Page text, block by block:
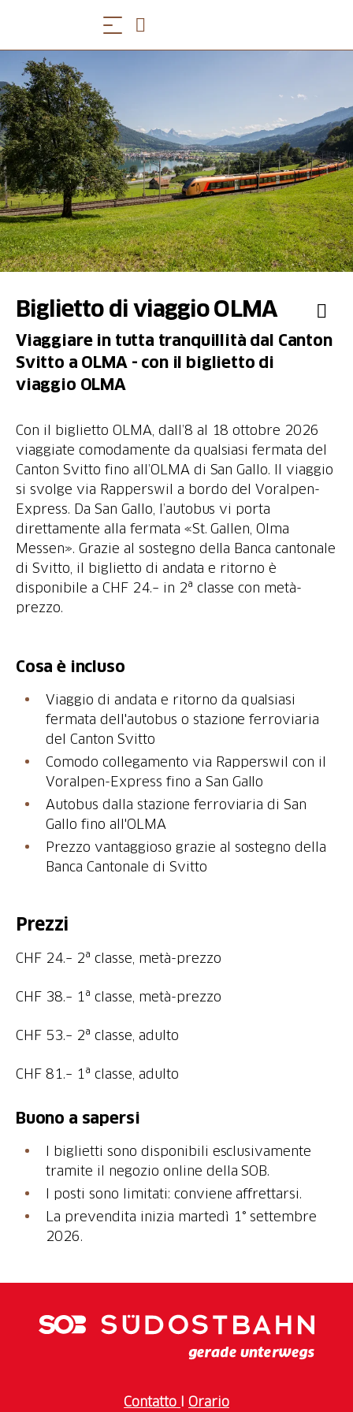
Biglietto di viaggio OLMA
Viaggiare in tutta tranquillità dal Canton
Svitto a OLMA - con il biglietto di
viaggio OLMA
Con il biglietto OLMA, dall’8 al 18 ottobre 2026
viaggiate comodamente da qualsiasi fermata del
Canton Svitto fino all’OLMA di San Gallo. Il viaggio
si svolge via Rapperswil a bordo del Voralpen-
Express. Da San Gallo, l’autobus vi porta
direttamente alla fermata «St. Gallen, Olma
Messen». Grazie al sostegno della Banca cantonale
di Svitto, il biglietto di andata e ritorno è
disponibile a CHF 24.– in 2ª classe con metà-
prezzo.
Cosa è incluso
Viaggio di andata e ritorno da qualsiasi
fermata dell'autobus o stazione ferroviaria
del Canton Svitto
Comodo collegamento via Rapperswil con il
Voralpen-Express fino a San Gallo
Autobus dalla stazione ferroviaria di San
Gallo fino all'OLMA
Prezzo vantaggioso grazie al sostegno della
Banca Cantonale di Svitto
Prezzi
CHF 24.– 2ª classe, metà-prezzo
CHF 38.– 1ª classe, metà-prezzo
CHF 53.– 2ª classe, adulto
CHF 81.– 1ª classe, adulto
Buono a sapersi
I biglietti sono disponibili esclusivamente
tramite il negozio online della SOB.
I posti sono limitati: conviene affrettarsi.
La prevendita inizia martedì 1° settembre
2026.
Contatto Orario